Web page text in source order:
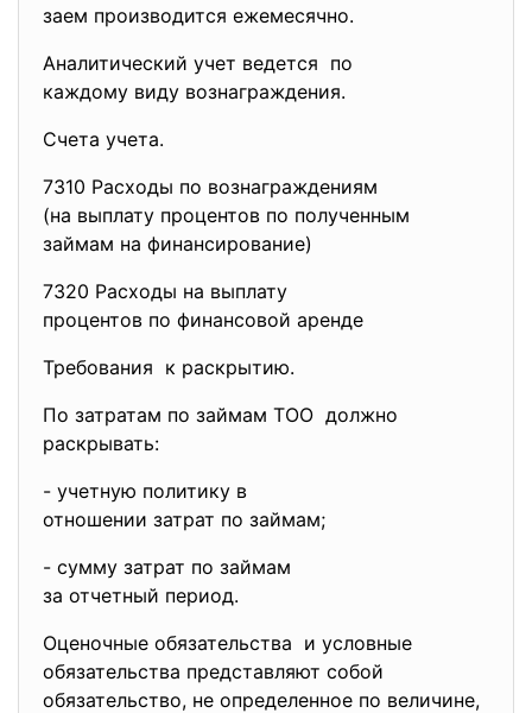
заем производится ежемесячно.
Аналитический учет ведется по
каждому виду вознаграждения.
Счета учета.
7310 Расходы по вознаграждениям
(на выплату процентов по полученным
займам на финансирование)
7320 Расходы на выплату
процентов по финансовой аренде
Требования к раскрытию.
По затратам по займам ТОО должно
раскрывать:
- учетную политику в
отношении затрат по займам;
- сумму затрат по займам
за отчетный период.
Оценочные обязательства и условные
обязательства представляют собой
обязательство, не определенное по величине,